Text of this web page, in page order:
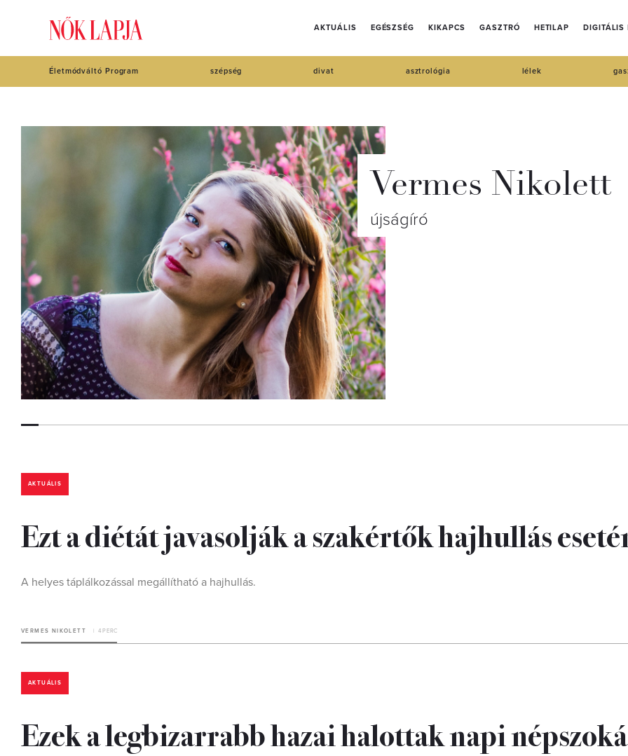
AKTUÁLIS EGÉSZSÉG KIKAPCS GASZTRÓ HETILAP DIGITÁLIS
Életmódváltó Program szépség divat asztrológia lélek
Vermes Nikolett
újságíró
AKTUÁLIS
Ezt a diétát javasolják a szakértők hajhullás
A helyes táplálkozással megállítható a hajhullás.
VERMES NIKOLETT 4 PERC
AKTUÁLIS
Ezek a legbizarrabb hazai halottak napi